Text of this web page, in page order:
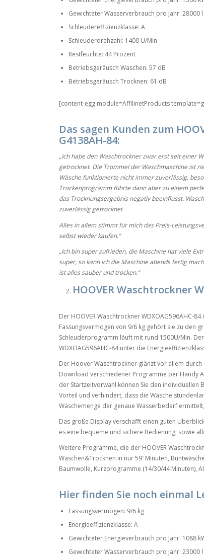
Gewichteter Wasserverbrauch pro Jahr: 28000 l
Schleudereffizienzklasse: A
Schleuderdrehzahl: 1400 U/Min
Restfeuchte: 44 Prozent
Betriebsgeräusch Waschen: 57 dB
Betriebsgeräusch Trocknen: 61 dB
[content-egg module=AffilinetProducts
Das sagen Kunden zum
G4138AH-84:
„Ich habe den Waschtrockner zwar erst seit einer
getrocknet. Die Trommel der Waschmaschine ist
Wäsche funktionierte nicht immer zuverlässig,
Trockenprogramm führte dann aber zu einem
das Trocknungsergebnis negativ beeinflusst.
zuverlässig getrocknet.
Alles in allem stimmt für mich das Preis-
selbst wieder kaufen.“
„Ich bin super zufrieden, die Maschine hat viele
super, so kann ich die Maschine abends fertig
ist alles sauber und trocken.“
HOOVER Waschtrockner
Der HOOVER Waschtrockner WDXOAG596AHC-
Fassungsvermögen von 9/6 kg gehört sie zu den
Schleuderprogramm läuft mit rund 1500U/Min.
WDXOAG596AHC-84 unter die
Der Hoover Waschtrockner glänzt vor allem
Download verschiedener Programme per Handy
der Startzeitvorwahl können Sie den individuellen
Vorteil und verhindert, dass die Wäsche
Wäschemenge der genaue Wasserbedarf
Das große Display verschafft einen guten
es eine bequeme und sichere Bedienung, sowie
Weitere Programme, die der HOOVER
Waschen&Trocknen in nur 59′ Minuten,
Baumwolle, Kurzprogramme (14/30/44 Minuten),
Hier finden Sie noch einmal
Fassungsvermögen: 9/6 kg
Energieeffizienzklasse: A
Gewichteter Energieverbrauch pro Jahr: 1088
Gewichteter Wasserverbrauch pro Jahr: 23000 l